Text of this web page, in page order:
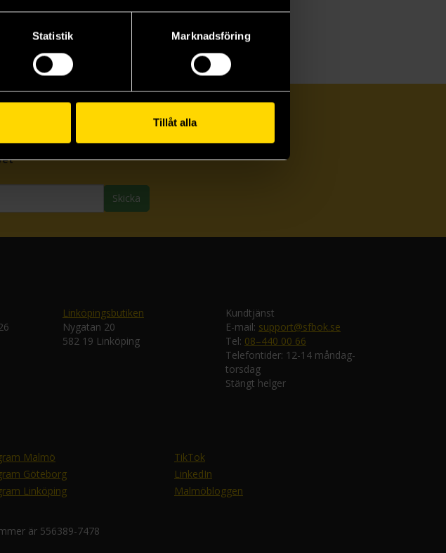
Statistik Marknadsföring
Tillåt alla
nyhetsbrev
Skicka
Linköpingsbutiken
Nygatan 20
582 19 Linköping
Kundtjänst
E-mail: support@sfbok.se
Tel: 08–440 00 66
Telefontider: 12-14 måndag-
torsdag
Stängt helger
Malmö
Göteborg
Linköping
TikTok
LinkedIn
Malmöbloggen
är 556389-7478